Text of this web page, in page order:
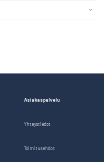
Asiakaspalvelu
Yhteystiedot
Toimitusehdot